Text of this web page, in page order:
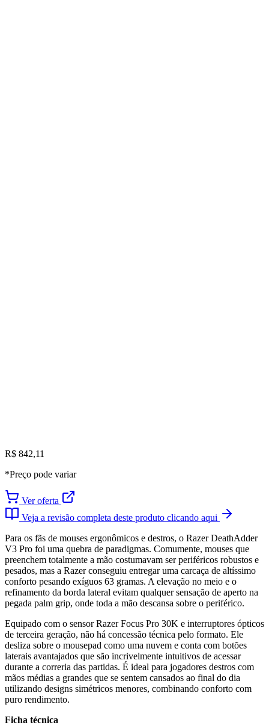
R$ 842,11
*Preço pode variar
Ver oferta
Veja a revisão completa deste produto clicando aqui
Para os fãs de mouses ergonômicos e destros, o Razer DeathAdder
V3 Pro foi uma quebra de paradigmas. Comumente, mouses que
preenchem totalmente a mão costumavam ser periféricos robustos e
pesados, mas a Razer conseguiu entregar uma carcaça de altíssimo
conforto pesando exíguos 63 gramas. A elevação no meio e o
refinamento da borda lateral evitam qualquer sensação de aperto na
pegada palm grip, onde toda a mão descansa sobre o periférico.
Equipado com o sensor Razer Focus Pro 30K e interruptores ópticos
de terceira geração, não há concessão técnica pelo formato. Ele
desliza sobre o mousepad como uma nuvem e conta com botões
laterais avantajados que são incrivelmente intuitivos de acessar
durante a correria das partidas. É ideal para jogadores destros com
mãos médias a grandes que se sentem cansados ao final do dia
utilizando designs simétricos menores, combinando conforto com
puro rendimento.
Ficha técnica